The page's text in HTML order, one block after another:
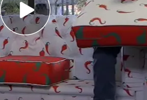
Más de Mediaset